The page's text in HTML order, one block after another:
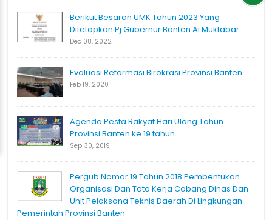
Berikut Besaran UMK Tahun 2023 Yang
Ditetapkan Pj Gubernur Banten Al Muktabar
Dec 08, 2022
Evaluasi Reformasi Birokrasi Provinsi Banten
Feb 19, 2020
Agenda Pesta Rakyat Hari Ulang Tahun
Provinsi Banten ke 19 tahun
Sep 30, 2019
Pergub Nomor 19 Tahun 2018 Pembentukan
Organisasi Dan Tata Kerja Cabang Dinas Dan
Unit Pelaksana Teknis Daerah Di Lingkungan
Pemerintah Provinsi Banten